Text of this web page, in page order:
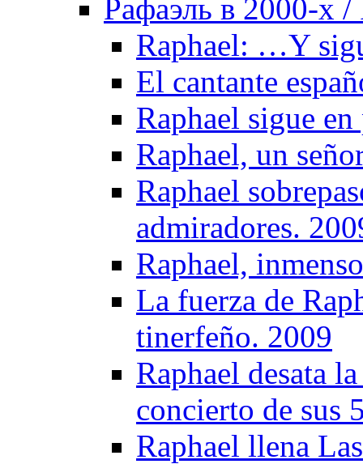
Рафаэль в 2000-х /
Raphael: …Y
El cantante
Raphael sigue
Raphael, un
Raphael
admiradores.
Raphael,
La fuerza de
tinerfeño. 2009
Raphael desata
concierto de sus
Raphael llena